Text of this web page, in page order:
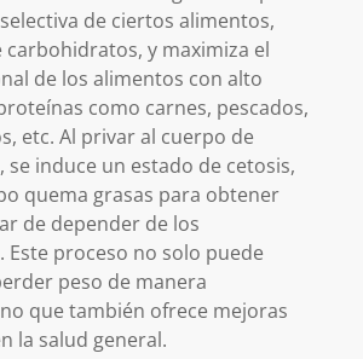
de ciertos alimentos,
carbohidratos, y maximiza el
de los alimentos con alto
como carnes, pescados,
etc. Al privar al cuerpo de
induce un estado de cetosis,
quema grasas para obtener
de depender de los
proceso no solo puede
peso de manera
que también ofrece mejoras
la salud general.